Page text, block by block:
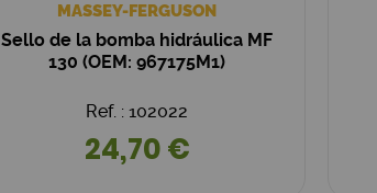
MASSEY-FERGUSON
Sello de la bomba hidráulica MF
130 (OEM: 967175M1)
Ref. : 102022
24,70 €